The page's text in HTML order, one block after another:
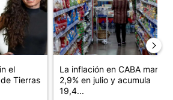
el
Tierras
La inflación en CABA marcó
2,9% en julio y acumula
19,4...